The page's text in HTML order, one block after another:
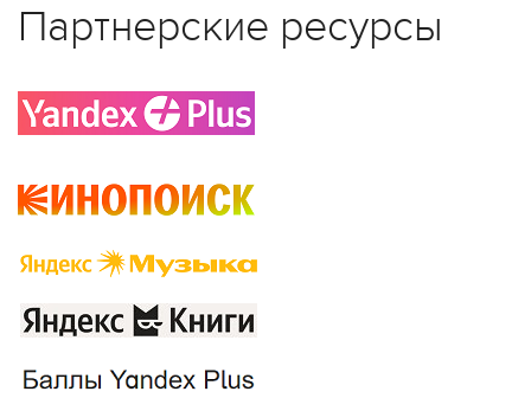
Партнерские ресурсы